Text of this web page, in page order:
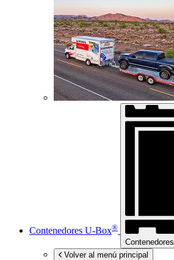
Contenedores U-Box®
Contenedores
Volver al menú principal